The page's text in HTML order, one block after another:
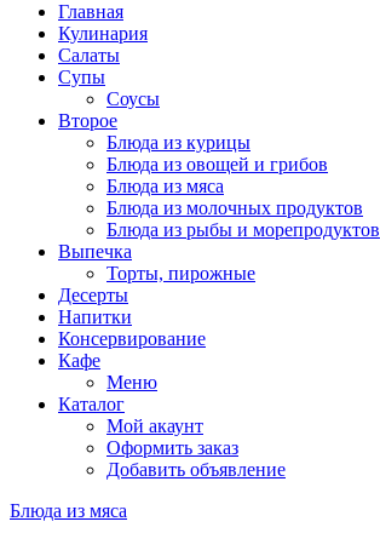
Главная
Кулинария
Салаты
Супы
Соусы
Второе
Блюда из курицы
Блюда из овощей и грибов
Блюда из мяса
Блюда из молочных продуктов
Блюда из рыбы и морепродуктов
Выпечка
Торты, пирожные
Десерты
Напитки
Консервирование
Кафе
Меню
Каталог
Мой акаунт
Оформить заказ
Добавить объявление
Блюда из мяса